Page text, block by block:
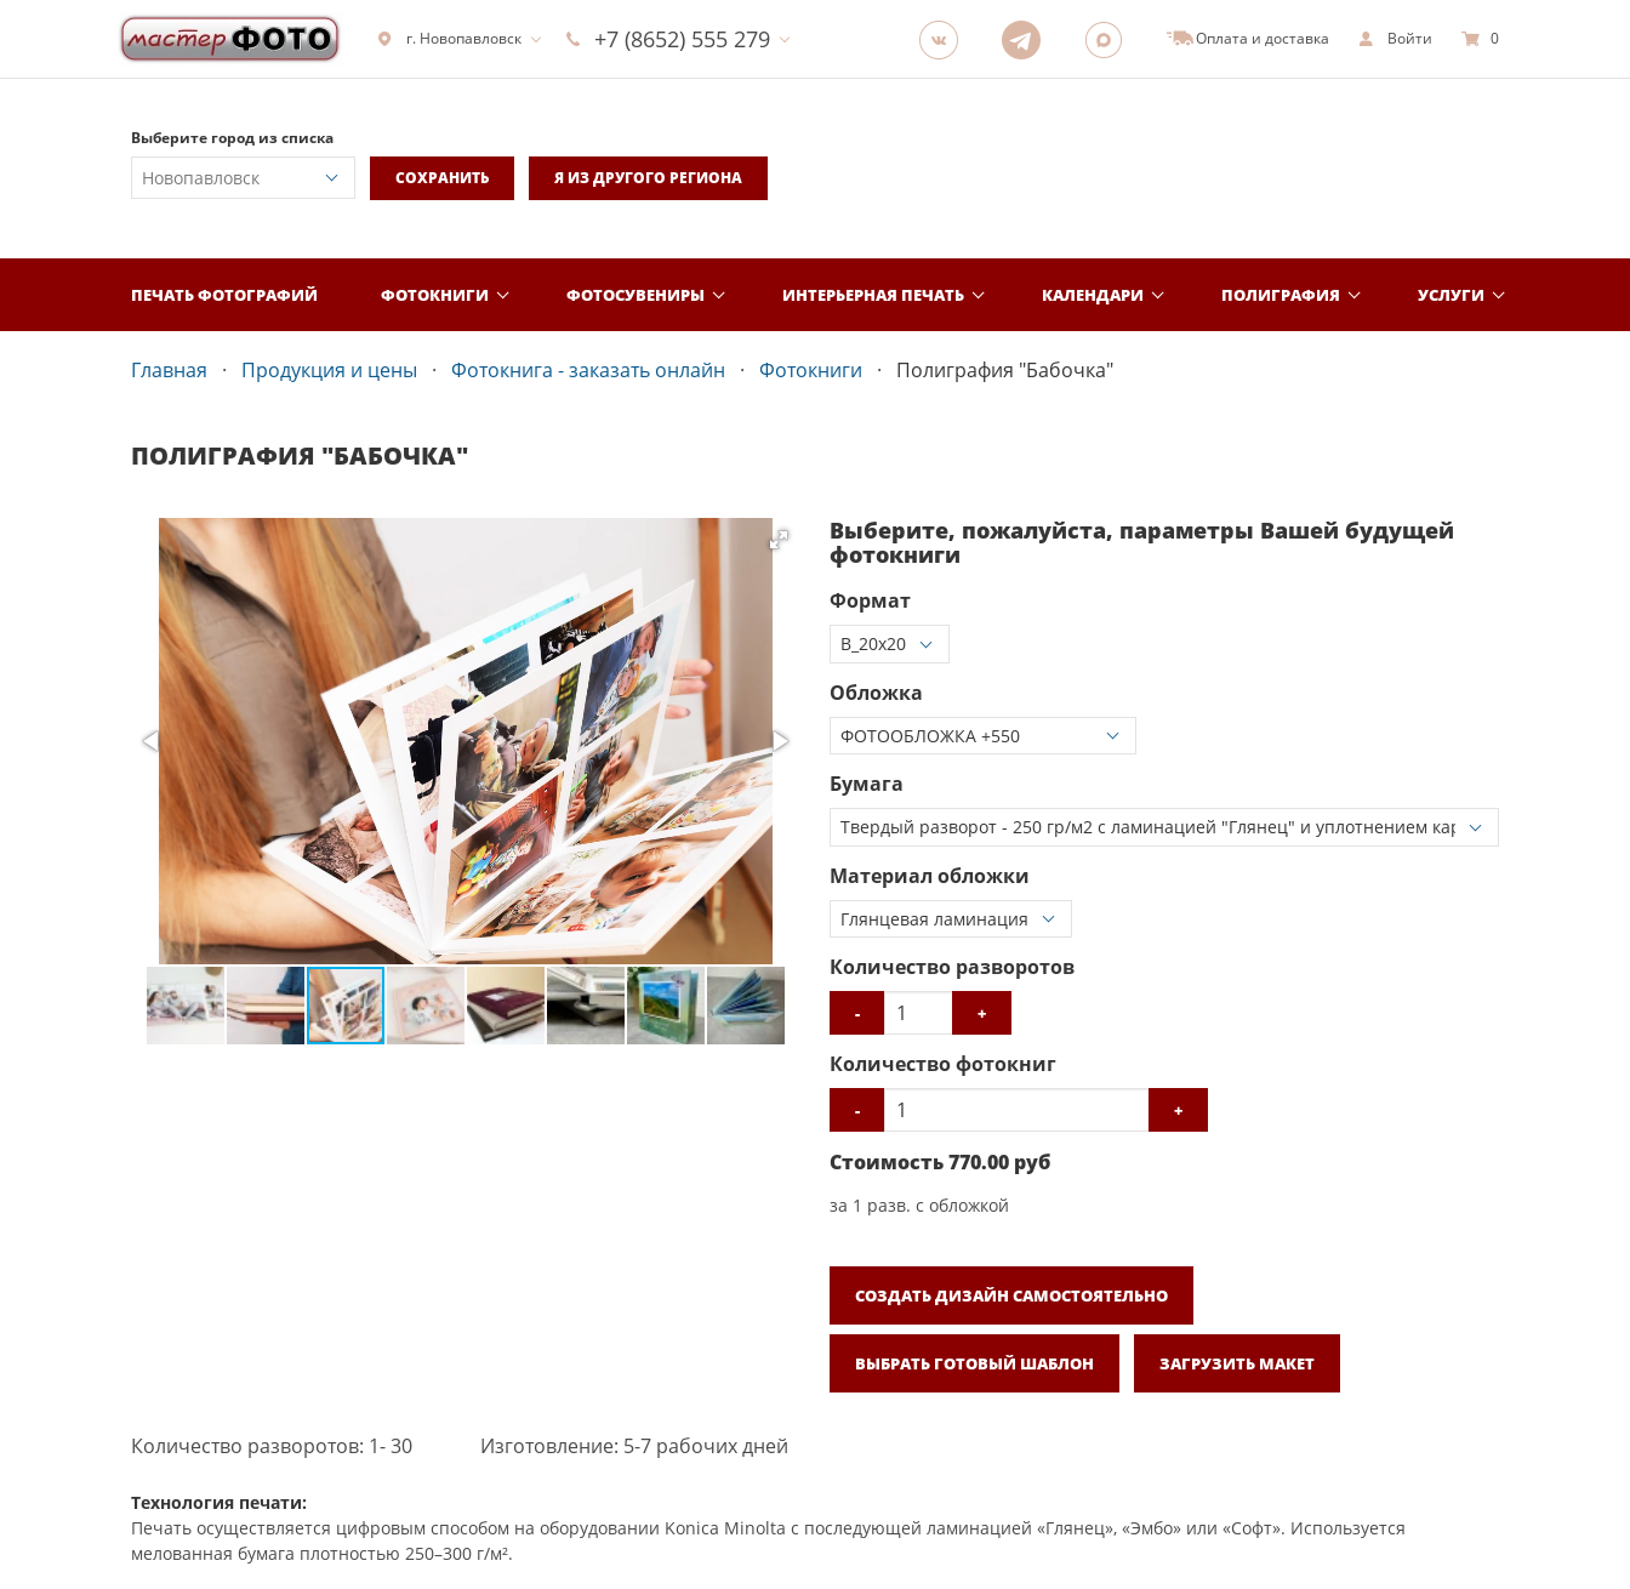
г. Новопавловск +7 (8652) 555 279 Оплата и доставка Войти 0
Выберите город из списка
СОХРАНИТЬ
Я ИЗ ДРУГОГО РЕГИОНА
ПЕЧАТЬ ФОТОГРАФИЙ ФОТОКНИГИ ФОТОСУВЕНИРЫ ИНТЕРЬЕРНАЯ ПЕЧАТЬ КАЛЕНДАРИ ПОЛИГРАФИЯ УСЛУГИ
Главная Продукция и цены Фотокнига - заказать онлайн Фотокниги Полиграфия "Бабочка"
ПОЛИГРАФИЯ "БАБОЧКА"
Выберите, пожалуйста, параметры Вашей будущей
фотокниги
Формат
Обложка
Бумага
Материал обложки
Количество разворотов
- +
Количество фотокниг
- +
Стоимость770.00 руб
за 1 разв. с обложкой
СОЗДАТЬ ДИЗАЙН САМОСТОЯТЕЛЬНО
ВЫБРАТЬ ГОТОВЫЙ ШАБЛОН ЗАГРУЗИТЬ МАКЕТ
Количество разворотов: 1- 30 Изготовление: 5-7 рабочих дней
Технология печати:
Печать осуществляется цифровым способом на оборудовании Konica Minolta с последующей ламинацией «Глянец», «Эмбо» или «Софт». Используется
мелованная бумага плотностью 250–300 г/м².